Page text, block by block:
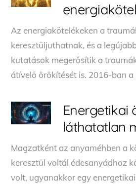
Az energiakötelékeken a
keresztüljuthatnak, és a
kutatások megerősítik a
átívelő örökítését is. 2016-ban a
Energetikai
láthatatlan
Magzatként az anyaméhben a
keresztül voltál édesanyádhoz
volt, ugyanakkor egy